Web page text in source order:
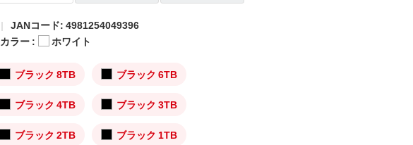
JANコード: 4981254049396
カラー :
ホワイト
ブラック 8TB ブラック 6TB
ブラック 4TB ブラック 3TB
ブラック 2TB ブラック 1TB